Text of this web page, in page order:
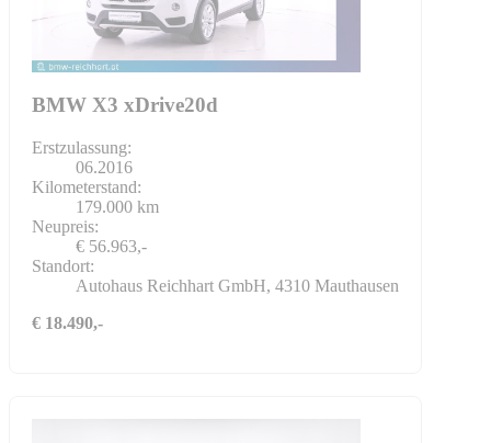
BMW X3 xDrive20d
Erstzulassung:
06.2016
Kilometerstand:
179.000 km
Neupreis:
€ 56.963,-
Standort:
Autohaus Reichhart GmbH, 4310 Mauthausen
€ 18.490,-